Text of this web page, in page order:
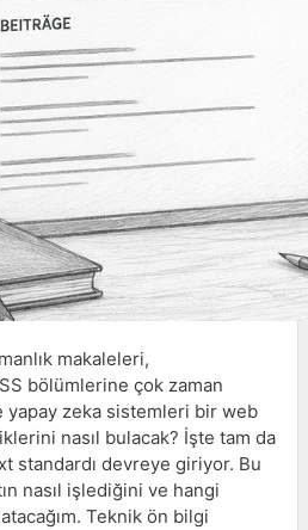
makaleleri,
bölümlerine çok zaman
yapay zeka sistemleri bir web
nasıl bulacak? İşte tam da
standardı devreye giriyor. Bu
nasıl işlediğini ve hangi
Teknik ön bilgi